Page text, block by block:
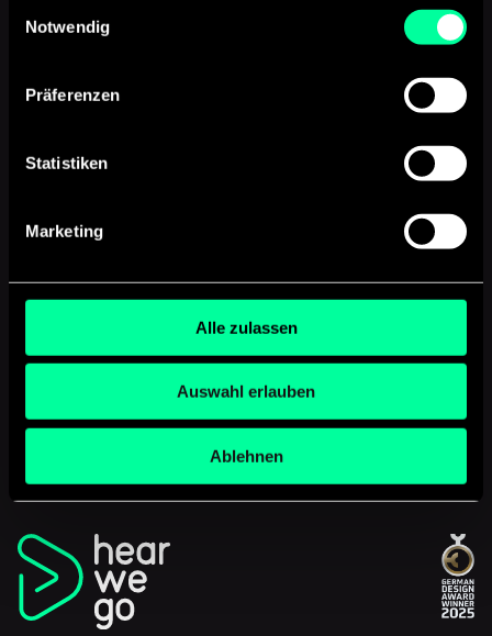
Notwendig
Präferenzen
Statistiken
Marketing
Alle zulassen
Auswahl erlauben
Ablehnen
einverstanden, dass Eure Daten zur Beantwortung Eurer
Anfrage verarbeitet und zu Dokumentationszwecken
JETZT ANFRAGE ABSCHICKEN